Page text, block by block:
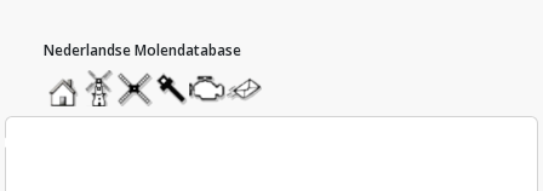
homemolendatabase
roedendatabase
assendatabase
motorendatabase
stuur
een
inzend-formulier